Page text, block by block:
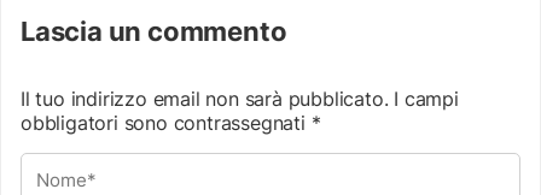
Lascia un commento
Il tuo indirizzo email non sarà pubblicato. I campi
obbligatori sono contrassegnati *